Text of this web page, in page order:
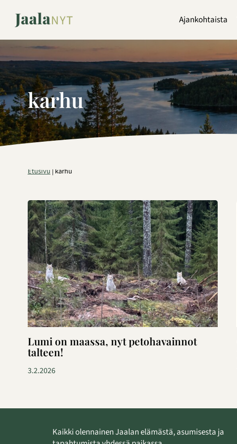
sisältöön
Ajankohtaista
karhu
Etusivu|karhu
Lumi on maassa, nyt petohavainnot
talteen!
3.2.2026
Kaikki olennainen Jaalan elämästä, asumisesta ja